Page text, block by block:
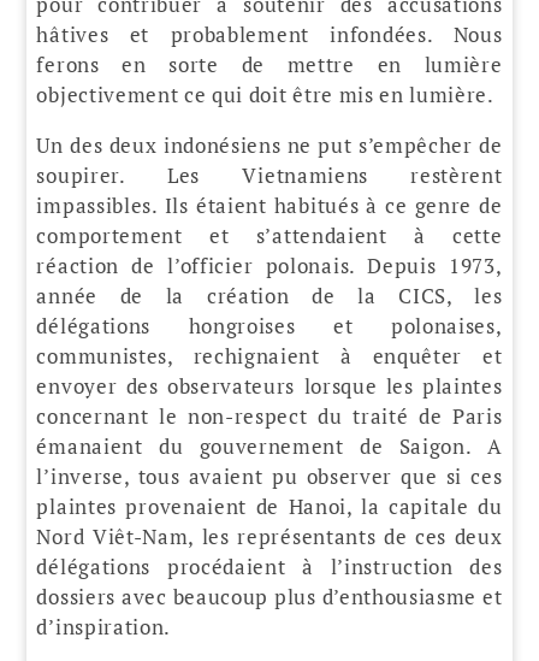
hâtives et probablement infondées. Nous
ferons en sorte de mettre en lumière
objectivement ce qui doit être mis en lumière.
Un des deux indonésiens ne put s’empêcher de
soupirer. Les Vietnamiens restèrent
impassibles. Ils étaient habitués à ce genre de
comportement et s’attendaient à cette
réaction de l’officier polonais. Depuis 1973,
année de la création de la CICS, les
délégations hongroises et polonaises,
communistes, rechignaient à enquêter et
envoyer des observateurs lorsque les plaintes
concernant le non-respect du traité de Paris
émanaient du gouvernement de Saigon. A
l’inverse, tous avaient pu observer que si ces
plaintes provenaient de Hanoi, la capitale du
Nord Viêt-Nam, les représentants de ces deux
délégations procédaient à l’instruction des
dossiers avec beaucoup plus d’enthousiasme et
d’inspiration.